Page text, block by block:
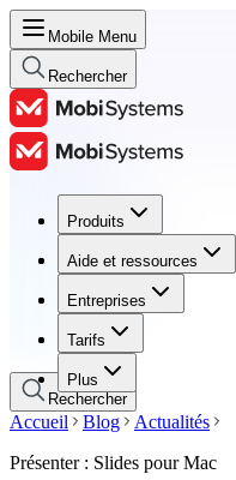
Mobile Menu
Rechercher
Produits
Aide et ressources
Entreprises
Tarifs
Plus
Produits
Aide et ressources
Entreprises
Tarifs
Rechercher
Accueil Blog
Actualités
Présenter : Slides pour Mac